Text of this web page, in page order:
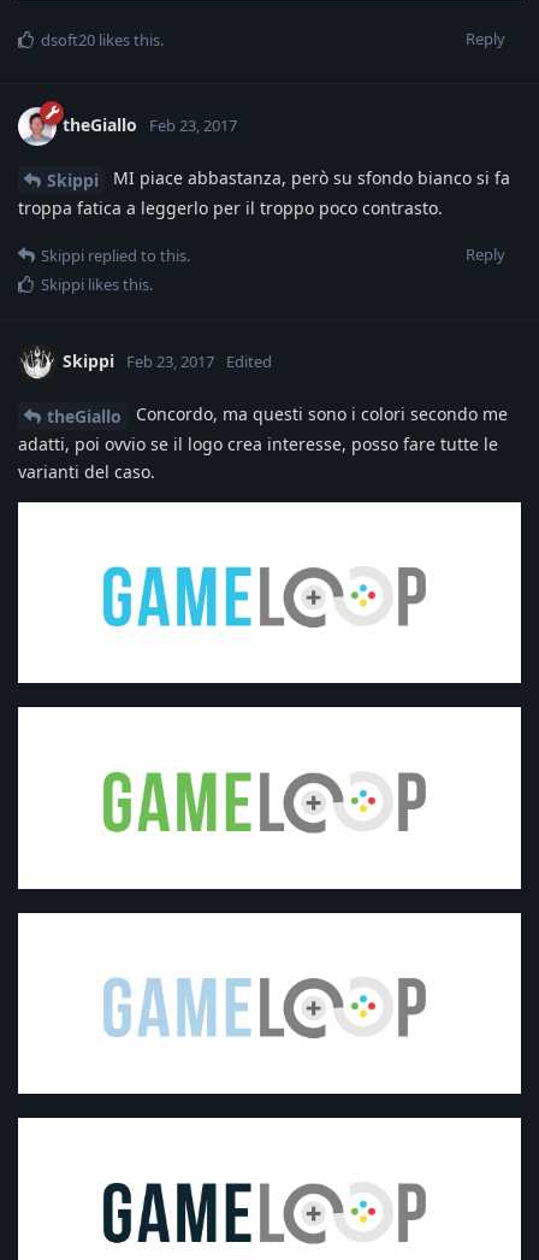
Reply
dsoft20 likes this.
theGiallo Feb 23, 2017
Skippi
MI piace abbastanza, però su sfondo bianco si fa
troppa fatica a leggerlo per il troppo poco contrasto.
Reply
Skippi replied to this.
Skippi likes this.
Skippi Feb 23, 2017 Edited
theGiallo
Concordo, ma questi sono i colori secondo me
adatti, poi ovvio se il logo crea interesse, posso fare tutte le
varianti del caso.